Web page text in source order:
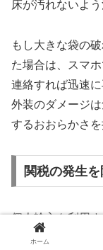
床が汚れないよ
もし大きな袋の
た場合は、スマ
連絡すれば迅速
外装のダメージ
するおおらかさを
関税の発生
個人輸入を利用
が、一度の注文
ホーム